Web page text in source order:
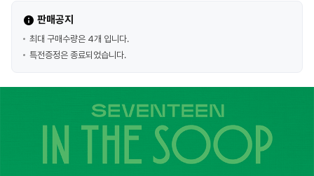
판매공지
최대 구매수량은 4개 입니다.
특전증정은 종료되었습니다.